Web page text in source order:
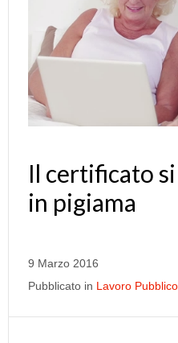
Il certificato
in pigiama
9 Marzo 2016
Pubblicato in Lavoro Pubblico